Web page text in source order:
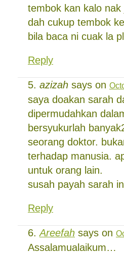
tembok kan kalo
dah cukup tembok
bila baca ni cuak la
Reply
azizah says on
saya doakan sarah
dipermudahkan
bersyukurlah
seorang doktor.
terhadap manusia.
untuk orang lain.
susah payah sarah
Reply
Areefah says on
Assalamualaikum…